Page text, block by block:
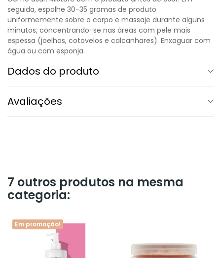
seguida, espalhe 30-35 gramas de produto
uniformemente sobre o corpo e massaje durante alguns
minutos, concentrando-se nas áreas com pele mais
espessa (joelhos, cotovelos e calcanhares). Enxaguar com
água ou com esponja.
Dados do produto
Avaliações
7 outros produtos na mesma
categoria:
Em promoção!